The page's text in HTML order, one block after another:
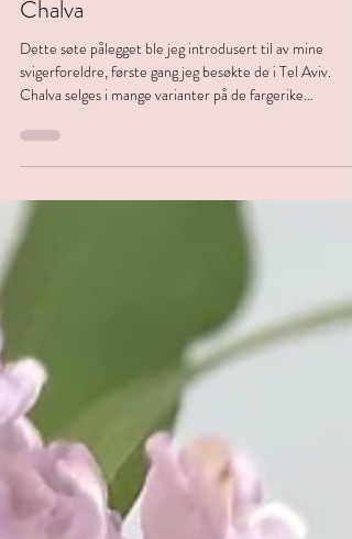
14. juli
Dessert
Chalva
Dette søte pålegget ble jeg introdusert til av mine
Chalva selges i mange varianter på de fargerike
markedene i byen, og i andre arabiske land. Ingredienser:
Ca 100 g pistasjnøtter uten skall En knivsodd salt (dropp
hvis du bruker saltede nøtter) 2 dl melkepulver 2 dl
vaniljepulver eller vaniljeessens Evt. ristede sesamfrø til
topping Fremgangsmåte: Bland sammen